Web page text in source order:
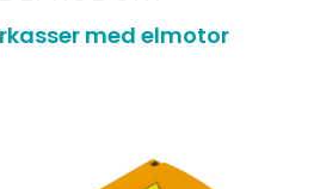
med elmotor